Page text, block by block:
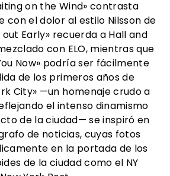
on the Wind» contrasta
con el dolor al estilo Nilsson de
out Early» recuerda a Hall and
con ELO, mientras que
Now» podría ser fácilmente
de los primeros años de
City» —un homenaje crudo a
el intenso dinamismo
de la ciudad— se inspiró en
de noticias, cuyas fotos
en la portada de los
de la ciudad como el NY